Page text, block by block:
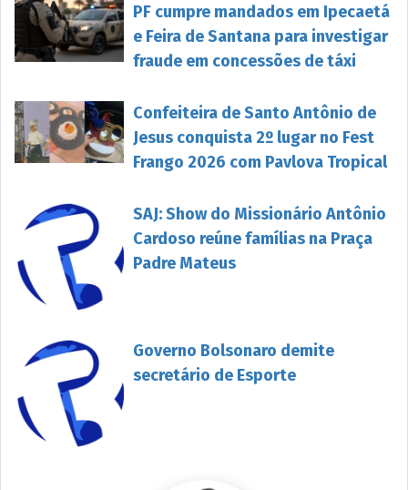
PF cumpre mandados em Ipecaetá
e Feira de Santana para investigar
fraude em concessões de táxi
Confeiteira de Santo Antônio de
Jesus conquista 2º lugar no Fest
Frango 2026 com Pavlova Tropical
SAJ: Show do Missionário Antônio
Cardoso reúne famílias na Praça
Padre Mateus
Governo Bolsonaro demite
secretário de Esporte